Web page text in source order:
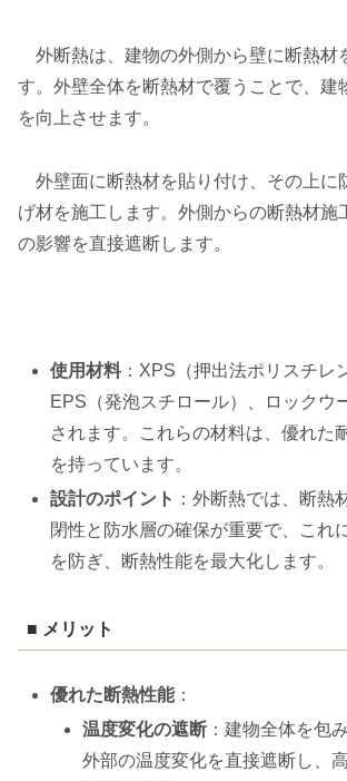
外断熱は、建物の外側から壁に断熱材
す。外壁全体を断熱材で覆うことで、建
を向上させます。
外壁面に断熱材を貼り付け、その上に
げ材を施工します。外側からの断熱材施
の影響を直接遮断します。
使用材料：XPS（押出法ポリスチレ
EPS（発泡スチロール）、ロックウ
されます。これらの材料は、優れた
を持っています。
設計のポイント ：外断熱では、断熱
閉性と防水層の確保が重要で、これ
を防ぎ、断熱性能を最大化します。
■ メリット
優れた断熱性能：
温度変化の遮断 ：建物全体を包
外部の温度変化を直接遮断し、